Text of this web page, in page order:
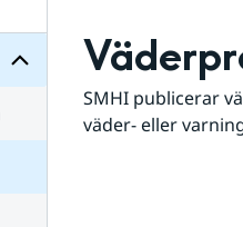
SMHI publicerar
väder- eller